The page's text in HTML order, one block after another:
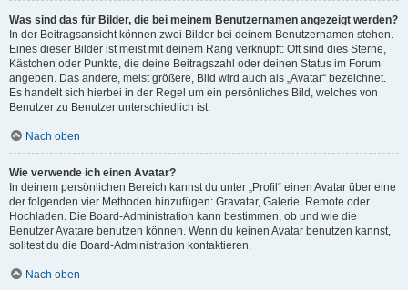
Was sind das für Bilder, die bei meinem Benutzernamen angezeigt werden?
In der Beitragsansicht können zwei Bilder bei deinem Benutzernamen stehen.
Eines dieser Bilder ist meist mit deinem Rang verknüpft: Oft sind dies Sterne,
Kästchen oder Punkte, die deine Beitragszahl oder deinen Status im Forum
angeben. Das andere, meist größere, Bild wird auch als „Avatar“ bezeichnet.
Es handelt sich hierbei in der Regel um ein persönliches Bild, welches von
Benutzer zu Benutzer unterschiedlich ist.
Nach oben
Wie verwende ich einen Avatar?
In deinem persönlichen Bereich kannst du unter „Profil“ einen Avatar über eine
der folgenden vier Methoden hinzufügen: Gravatar, Galerie, Remote oder
Hochladen. Die Board-Administration kann bestimmen, ob und wie die
Benutzer Avatare benutzen können. Wenn du keinen Avatar benutzen kannst,
solltest du die Board-Administration kontaktieren.
Nach oben